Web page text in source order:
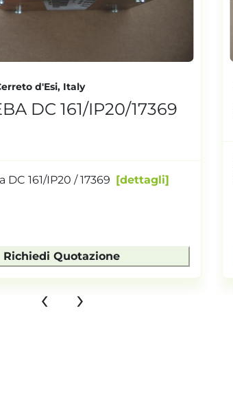
d'Esi, Italy
DC 161/IP20/17369
DC 161/IP20 / 17369 dettagli
Richiedi Quotazione
‹ ›